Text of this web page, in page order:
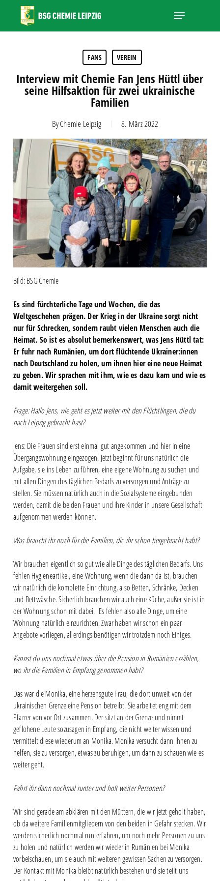
main
Menu
FANS VEREIN
Interview mit Chemie Fan Jens Hüttl über
seine Hilfsaktion für zwei ukrainische
Familien
ByChemie Leipzig 8. März 2022
Bild: BSG Chemie
Es sind fürchterliche Tage und Wochen, die das
Weltgeschehen prägen. Der Krieg in der Ukraine sorgt nicht
nur für Schrecken, sondern raubt vielen Menschen auch die
Heimat. So ist es absolut bemerkenswert, was Jens Hüttl tat:
Er fuhr nach Rumänien, um dort flüchtende Ukrainer:innen
nach Deutschland zu holen, um ihnen hier eine neue Heimat
zu geben. Wir sprachen mit ihm, wie es dazu kam und wie es
damit weitergehen soll.
Frage: Hallo Jens, wie geht es jetzt weiter mit den Flüchtlingen, die du
nach Leipzig gebracht hast?
Jens: Die Frauen sind erst einmal gut angekommen und hier in eine
Übergangswohnung eingezogen. Jetzt beginnt für uns natürlich die
Aufgabe, sie ins Leben zu führen, eine eigene Wohnung zu suchen und
mit allen Dingen des täglichen Bedarfs zu versorgen und Anträge zu
stellen. Sie müssen natürlich auch in die Sozialsysteme eingebunden
werden, damit die beiden Frauen und ihre Kinder in unsere Gesellschaft
aufgenommen werden können.
Was braucht ihr noch für die Familien, die ihr schon hergebracht habt?
Wir brauchen eigentlich so gut wie alle Dinge des täglichen Bedarfs. Uns
fehlen Hygieneartikel, eine Wohnung, wenn die dann da ist, brauchen
wir natürlich die komplette Einrichtung, also Betten, Schränke, Decken
und Bettwäsche. Sicherlich brauchen wir auch eine Küche, außer sie ist in
der Wohnung schon mit dabei. Es fehlen also alle Dinge, um eine
Wohnung natürlich einzurichten. Zwar haben wir schon ein paar
Angebote vorliegen, allerdings benötigen wir trotzdem noch Einiges.
Kannst du uns nochmal etwas über die Pension in Rumänien erzählen,
wo ihr die Familien in Empfang genommen habt?
Das war die Monika, eine herzensgute Frau, die dort unweit von der
ukrainischen Grenze eine Pension betreibt. Sie arbeitet eng mit dem
Pfarrer von vor Ort zusammen. Der sitzt an der Grenze und nimmt
geflohene Leute sozusagen in Empfang, die nicht weiter wissen und
vermittelt diese wiederum an Monika. Monika versucht dann ihnen zu
helfen, sie zu versorgen, etwas zu beruhigen, um dann zu schauen wie es
weiter geht.
Fahrt ihr dann nochmal runter und holt weiter Personen?
Wir sind gerade am abklären mit den Müttern, die wir jetzt geholt haben,
ob da weitere Familienmitgliedern von den beiden in Gefahr stecken. Wir
werden sicherlich nochmal runterfahren, um noch mehr Personen zu uns
zu holen und natürlich werden wir wieder in Rumänien bei Monika
vorbeischauen, um sie auch mit weiteren gewissen Sachen zu versorgen.
Der Kontakt mit Monika bleibt natürlich bestehen und sie teilt uns
Close